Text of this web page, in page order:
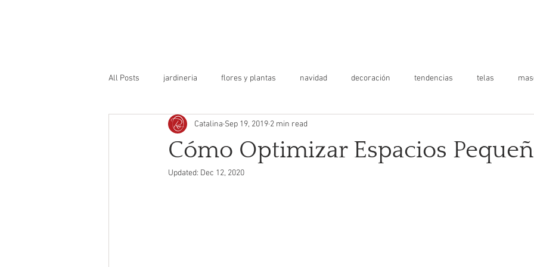
All Posts jardineria flores y plantas navidad decoración tendencias telas
decoración historia diseño salud de hogar
Cómo Optimizar Espacios
Catalina Sep 19, 2019 2 min read
Updated: Dec 12, 2020